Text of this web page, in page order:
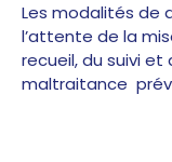
Les modalités de
l’attente de la
recueil, du suivi
maltraitance